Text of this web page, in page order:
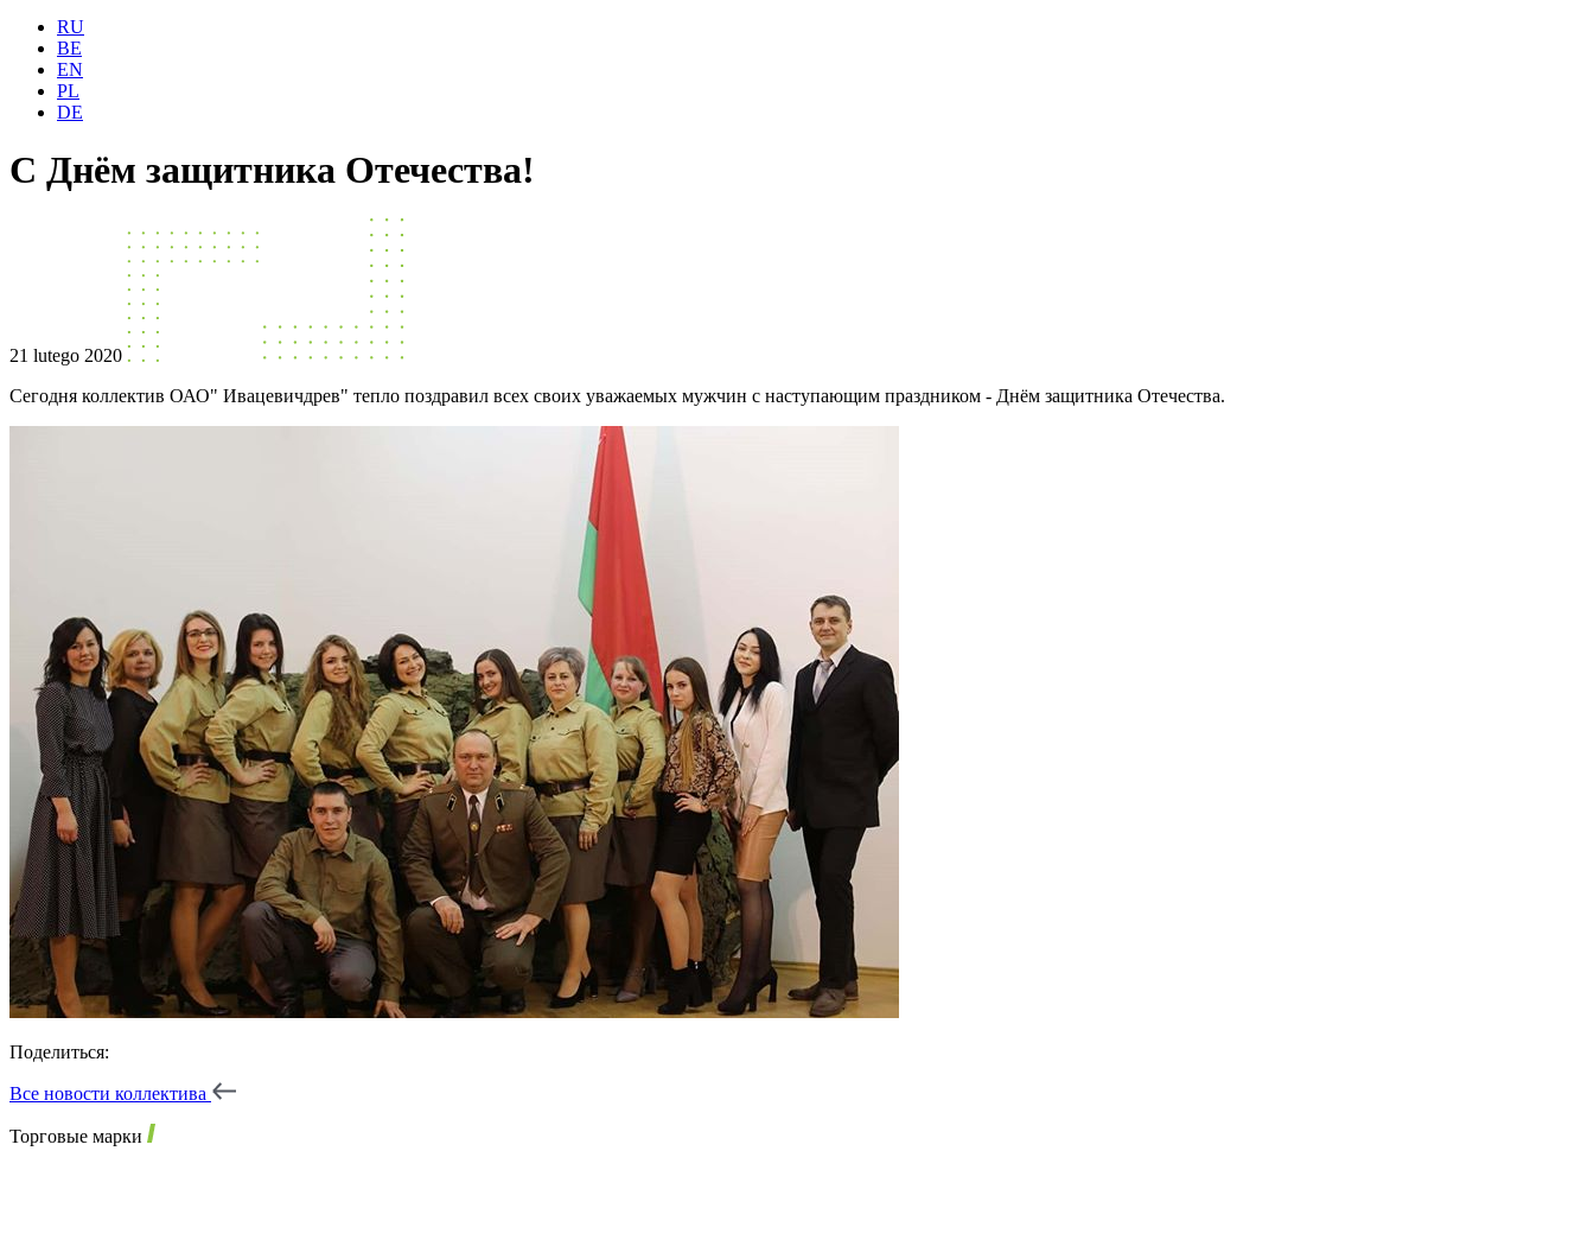
RU
BE
EN
PL
DE
С Днём защитника Отечества!
21 lutego 2020
Сегодня коллектив ОАО" Ивацевичдрев" тепло поздравил всех своих уважаемых мужчин с наступающим праздником - Днём защитника Отечества.
Поделиться:
Все новости коллектива
Торговые марки